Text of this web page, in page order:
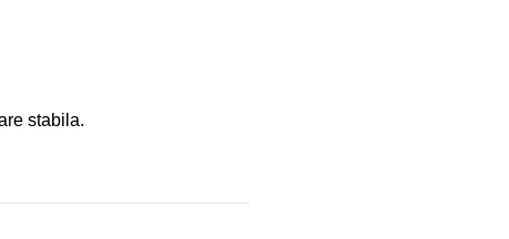
stabila.